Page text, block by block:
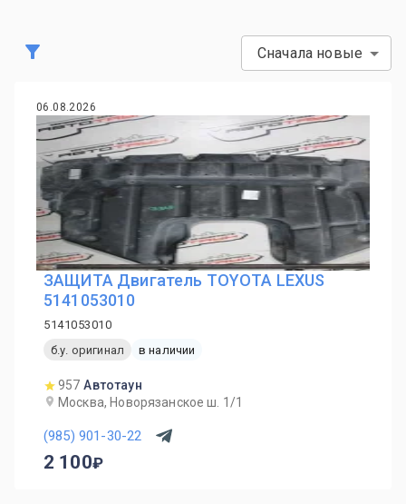
Сначала новые
06.08.2026
ЗАЩИТА Двигатель TOYOTA LEXUS
5141053010
5141053010
б.у. оригинал
в наличии
957 Автотаун
Москва, Новорязанское ш. 1/1
(985) 901-30-22
2 100